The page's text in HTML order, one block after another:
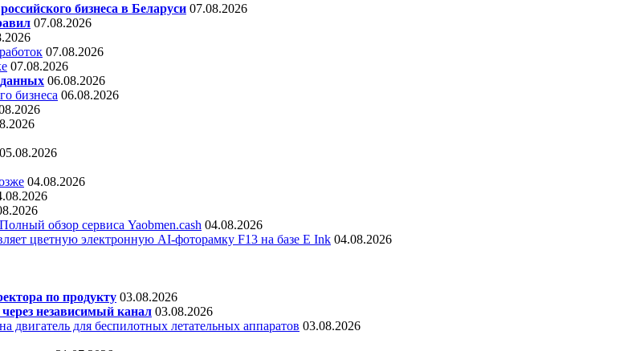
бизнеса в Беларуси 07.08.2026
07.08.2026
07.08.2026
07.08.2026
06.08.2026
бизнеса 06.08.2026
05.08.2026
04.08.2026
обзор сервиса Yaobmen.cash 04.08.2026
цветную электронную AI-фоторамку F13 на базе E Ink 04.08.2026
по продукту 03.08.2026
независимый канал 03.08.2026
для беспилотных летательных аппаратов 03.08.2026